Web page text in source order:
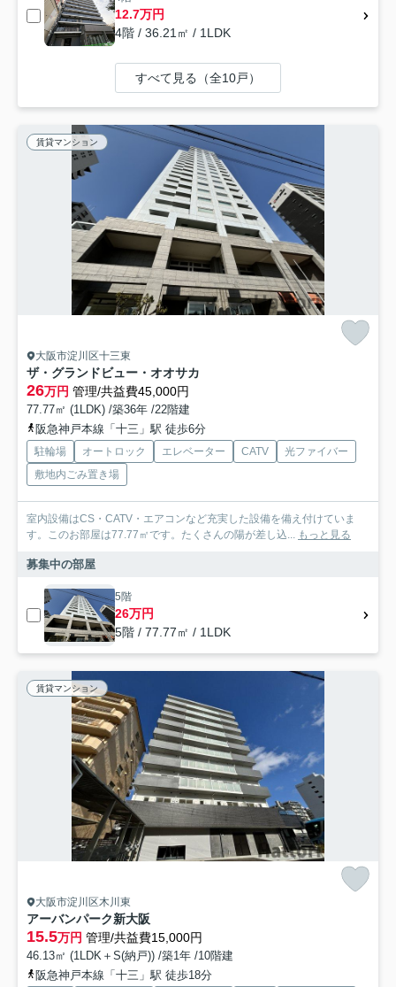
12.7万円
4階 / 36.21㎡ / 1LDK
すべて見る（全10戸）
賃貸マンション
大阪市淀川区十三東
ザ・グランドビュー・オオサカ
26万円 管理/共益費45,000円
77.77㎡ (1LDK) /築36年 /22階建
阪急神戸本線「十三」駅 徒歩6分
駐輪場 オートロック エレベーター CATV
光ファイバー
敷地内ごみ置き場
室内設備はCS・CATV・エアコンなど充実した設備を備え付けていま
す。このお部屋は77.77㎡です。たくさんの陽が差し込... もっと見る
募集中の部屋
5階
26万円
5階 / 77.77㎡ / 1LDK
賃貸マンション
大阪市淀川区木川東
アーバンパーク新大阪
15.5万円 管理/共益費15,000円
46.13㎡ (1LDK＋S(納戸)) /築1年 /10階建
阪急神戸本線「十三」駅 徒歩18分